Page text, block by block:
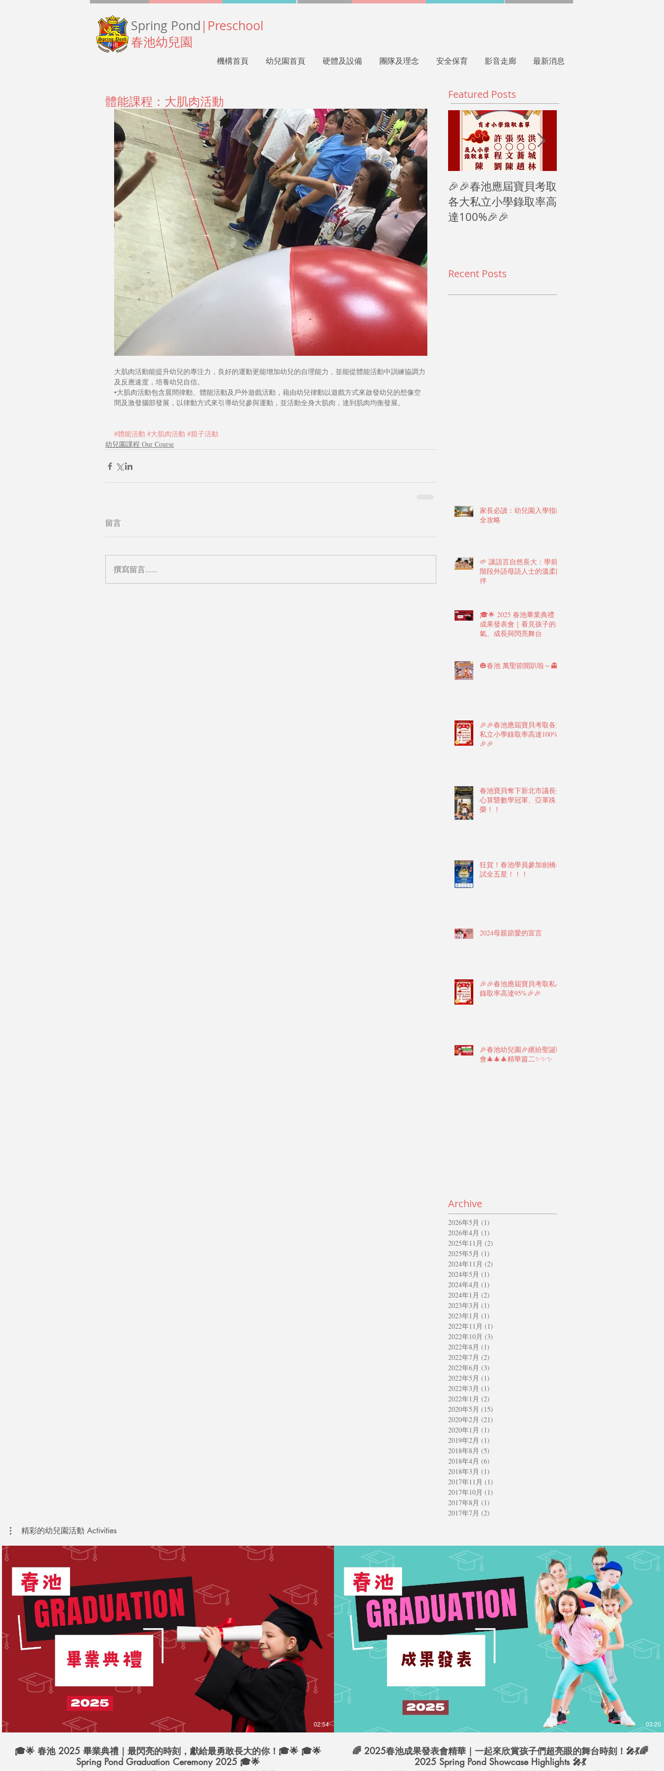
Spring Pond |Preschool
春池幼兒園
機構首頁 幼兒園首頁 硬體及設備 團隊及理念 安全保育 影音走廊 最新消息
體能課程：大肌肉活動
大肌肉活動能提升幼兒的專注力，良好的運動更能增加幼兒的自理能力，並能從體能活動中訓練協調力
及反應速度，培養幼兒自信。
•大肌肉活動包含晨間律動、體能活動及戶外遊戲活動，藉由幼兒律動以遊戲方式來啟發幼兒的想像空
間及激發腦部發展，以律動方式來引導幼兒參與運動，並活動全身大肌肉，達到肌肉均衡發展。
#體能活動 #大肌肉活動 #親子活動
幼兒園課程 Our Course
留言
撰寫留言......
Featured Posts
🎉🎉春池應屆寶貝考取
各大私立小學錄取率高
達100%🎉🎉
Recent Posts
家長必讀：幼兒園入學指南
全攻略
🌱 讓語言自然長大：學前
階段外語母語人士的溫柔陪
伴
🎓🌟 2025 春池畢業典禮 ×
成果發表會｜看見孩子的勇
氣、成長與閃亮舞台
🎃春池 萬聖節開趴啦～👻
🎉🎉春池應屆寶貝考取各大
私立小學錄取率高達100%
🎉🎉
春池寶貝奪下新北市議長盃
心算暨數學冠軍、亞軍殊
榮！！
狂賀！春池學員參加劍橋考
試全五星！！！
2024母親節愛的宣言
🎉🎉春池應屆寶貝考取私小
錄取率高達95%🎉🎉
🎉春池幼兒園🎉繽紛聖誕晚
會🎄🎄🎄精華篇二✨✨✨
Archive
2026年5月 (1)
2026年4月 (1)
2025年11月 (2)
2025年5月 (1)
2024年11月 (2)
2024年5月 (1)
2024年4月 (1)
2024年1月 (2)
2023年3月 (1)
2023年1月 (1)
2022年11月 (1)
2022年10月 (3)
2022年8月 (1)
2022年7月 (2)
2022年6月 (3)
2022年5月 (1)
2022年3月 (1)
2022年1月 (2)
2020年5月 (15)
2020年2月 (21)
2020年1月 (1)
2019年2月 (1)
2018年8月 (5)
2018年4月 (6)
2018年3月 (1)
2017年11月 (1)
2017年10月 (1)
2017年8月 (1)
2017年7月 (2)
2017年3月 (1)1 篇文章
2017年2月 (2)
2016年11月
3 篇文章
2016年4月
2016年2月 (1) 1 篇文章
2016年1月 (1) 1 篇文章
Search By Tags
幼兒園外語學習、幼兒英語教學、幼兒法語學習、外語母語人士、幼兒園雙語環境、幼兒語言發展、沉浸式學習、幼兒語感培養、多元文化教育、幼兒英語環境
Follow Us
精彩的幼兒園活動 Activities
播放影片
02:54
🎓🌟 春池 2025 畢業典禮｜最閃亮的時刻，獻給最勇敢長大的你！🎓🌟 🎓🌟
Spring Pond Graduation Ceremony 2025 🎓🌟
03:20
🌈 2025春池成果發表會精華｜一起來欣賞孩子們超亮眼的舞台時刻！🎤💃🌈
2025 Spring Pond Showcase Highlights 🎤💃